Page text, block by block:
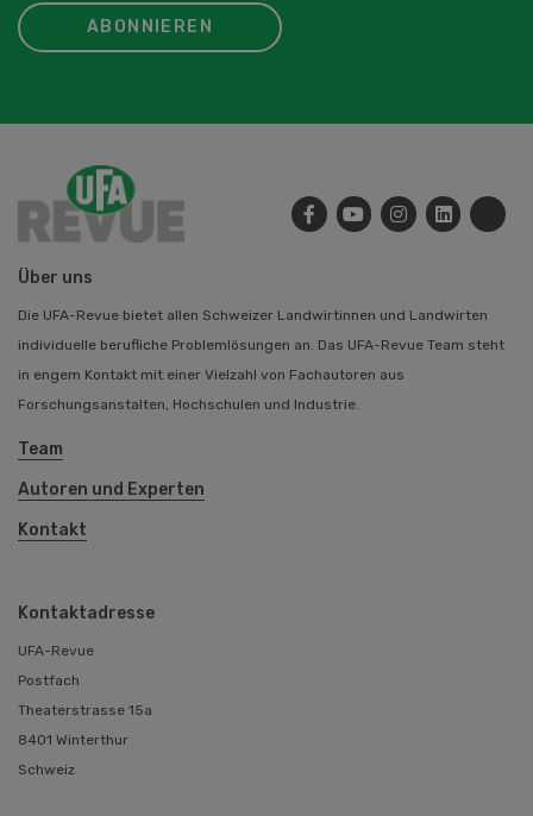
ABONNIEREN
Über uns
Die UFA-Revue bietet allen Schweizer Landwirtinnen und Landwirten
individuelle berufliche Problemlösungen an. Das UFA-Revue Team steht
in engem Kontakt mit einer Vielzahl von Fachautoren aus
Forschungsanstalten, Hochschulen und Industrie.
Team
Autoren und Experten
Kontakt
Kontaktadresse
UFA-Revue
Postfach
Theaterstrasse 15a
8401 Winterthur
Schweiz